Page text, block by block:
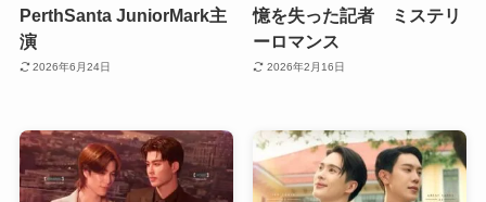
PerthSanta JuniorMark主
演
2026年6月24日
憶を失った記者 ミステリ
ーロマンス
2026年2月16日